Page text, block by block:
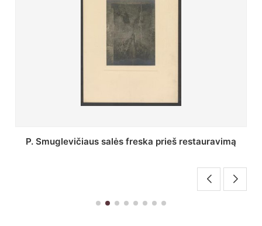
Stepono Batoro universiteto bibliotekos Profesorių